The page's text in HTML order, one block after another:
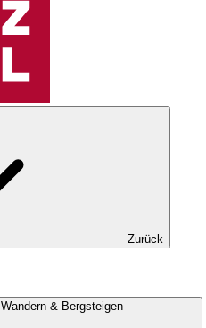
Zurück
Wandern & Bergsteigen